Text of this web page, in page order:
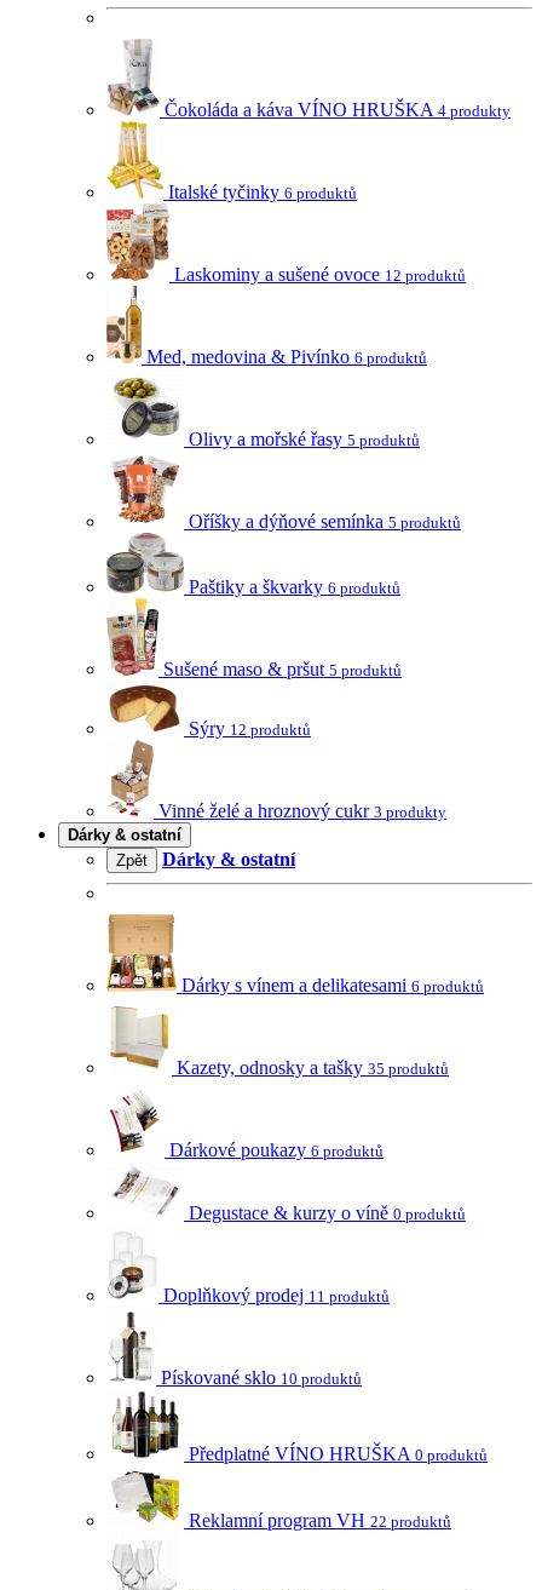
Čokoláda a káva VÍNO HRUŠKA 4 produkty
Italské tyčinky 6 produktů
Laskominy a sušené ovoce 12 produktů
Med, medovina & Pivínko 6 produktů
Olivy a mořské řasy 5 produktů
Oříšky a dýňové semínka 5 produktů
Paštiky a škvarky 6 produktů
Sušené maso & pršut 5 produktů
Sýry 12 produktů
Vinné želé a hroznový cukr 3 produkty
Dárky & ostatní
Zpět
Dárky & ostatní
Dárky s vínem a delikatesami 6 produktů
Kazety, odnosky a tašky 35 produktů
Dárkové poukazy 6 produktů
Degustace & kurzy o víně 0 produktů
Doplňkový prodej 11 produktů
Pískované sklo 10 produktů
Předplatné VÍNO HRUŠKA 0 produktů
Reklamní program VH 22 produktů